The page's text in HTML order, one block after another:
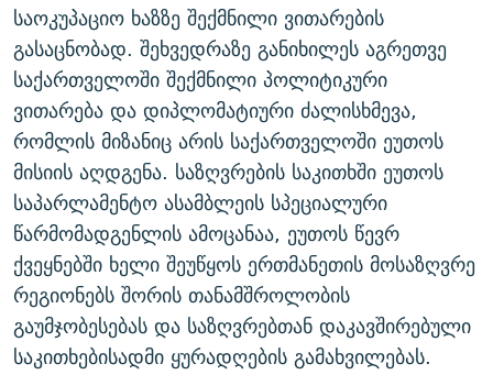
საოკუპაციო ხაზზე შექმნილი ვითარების
გასაცნობად. შეხვედრაზე განიხილეს აგრეთვე
საქართველოში შექმნილი პოლიტიკური
ვითარება და დიპლომატიური ძალისხმევა,
რომლის მიზანიც არის საქართველოში ეუთოს
მისიის აღდგენა. საზღვრების საკითხში ეუთოს
საპარლამენტო ასამბლეის სპეციალური
წარმომადგენლის ამოცანაა, ეუთოს წევრ
ქვეყნებში ხელი შეუწყოს ერთმანეთის მოსაზღვრე
რეგიონებს შორის თანამშროლობის
გაუმჯობესებას და საზღვრებთან დაკავშირებული
საკითხებისადმი ყურადღების გამახვილებას.